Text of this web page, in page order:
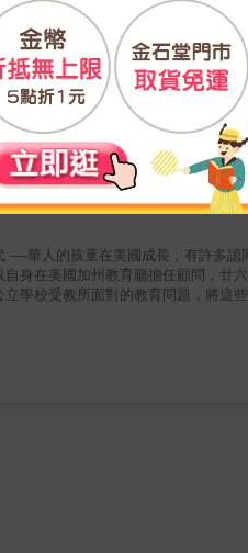
、五十萬學子，透過「美加」的協助，負笈海外。 &
讓我們拓展視野、擁有接觸世界的能力，有
同學習、彼此交流、相互競技，甚至
只是會否被深埋在某個不為人知的角
遠赴異地他鄉，追逐、實現夢想
果敢把眼光放在世界，未來的成就，
美國
----華人的孩童在美國成長，有許多
自身在美國加州教育廳擔任顧問，
學校受教所面對的教育問題，將這
矗立於暴風雨中，不會變成失落的一